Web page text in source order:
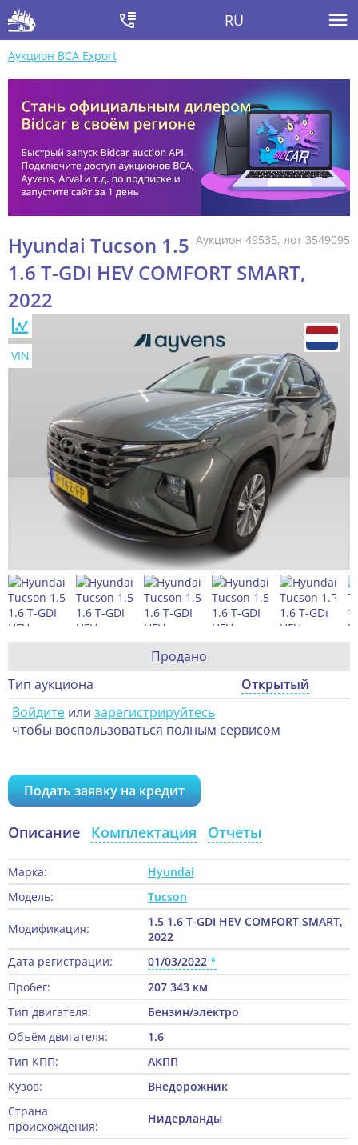
RU
Аукцион BCA Export
Аукцион 49535, лот 3549095
Hyundai Tucson 1.5
1.6 T-GDI HEV COMFORT SMART,
2022
VIN
Продано
Тип аукциона
Открытый
Войдите или зарегистрируйтесь
чтобы воспользоваться полным сервисом
Подать заявку на кредит
Описание Комплектация Отчеты
Марка:
Hyundai
Модель:
Tucson
Модификация:
1.5 1.6 T-GDI HEV COMFORT SMART,
2022
Дата регистрации:
01/03/2022
Пробег:
207 343 км
Тип двигателя:
Бензин/электро
Объём двигателя:
1.6
Тип КПП:
АКПП
Кузов:
Внедорожник
Страна
происхождения:
Нидерланды